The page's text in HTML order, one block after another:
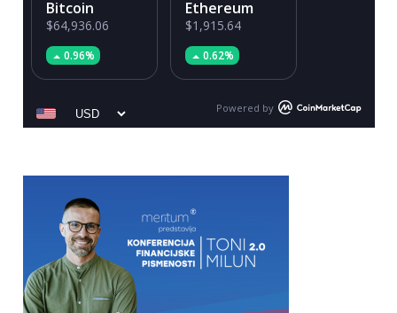
Bitcoin
$64,936.06
0.96%
Ethereum
$1,915.64
0.62%
Powered by